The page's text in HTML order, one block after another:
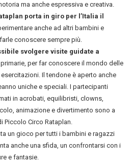
ma anche espressiva e creativa.
porta in giro per l’Italia il
anche ad altri bambini e
conoscere sempre più.
svolgere visite guidate a
per far conoscere il mondo delle
Il tendone è aperto anche
uniche e speciali. I partecipanti
in acrobati, equilibristi, clowns,
animazione e divertimento sono a
Piccolo Circo Rataplan.
un gioco per tutti i bambini e ragazzi
anche una sfida, un confrontarsi con i
e fantasie.